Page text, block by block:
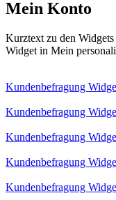
Mein Konto
Kurztext zu den
Widget in Mein
Kundenbefragung
Kundenbefragung
Kundenbefragung
Kundenbefragung
Kundenbefragung